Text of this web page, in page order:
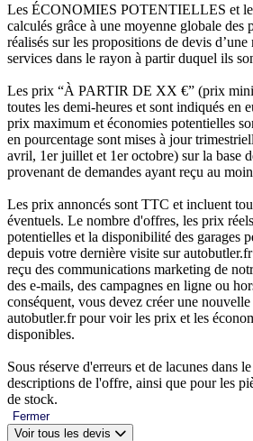
Les ÉCONOMIES POTENTIELLES et
calculés grâce à une moyenne globale des
réalisés sur les propositions de devis d’une
services dans le rayon à partir duquel ils
Les prix “À PARTIR DE XX €” (prix
toutes les demi-heures et sont indiqués en
prix maximum et économies potentielles
en pourcentage sont mises à jour
avril, 1er juillet et 1er octobre) sur la base
provenant de demandes ayant reçu au
Les prix annoncés sont TTC et incluent
éventuels. Le nombre d'offres, les prix
potentielles et la disponibilité des garages
depuis votre dernière visite sur
reçu des communications marketing de
des e-mails, des campagnes en ligne ou
conséquent, vous devez créer une
autobutler.fr pour voir les prix et les
disponibles.
Sous réserve d'erreurs et de lacunes dans
descriptions de l'offre, ainsi que pour les
de stock.
Fermer
Voir tous les devis